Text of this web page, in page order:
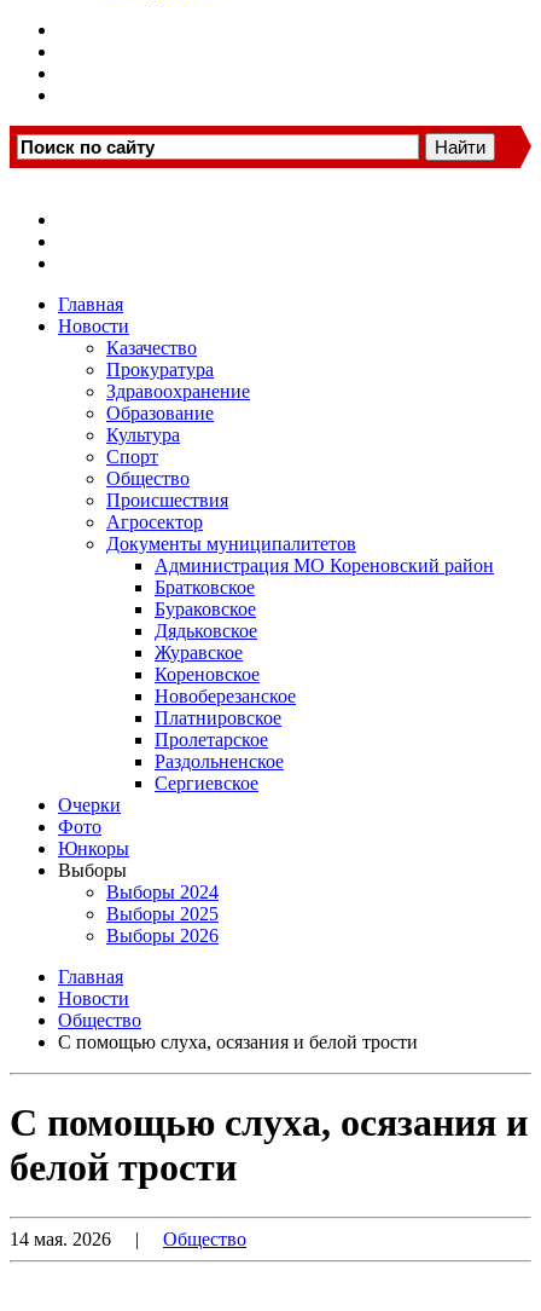
Главная
Новости
Казачество
Прокуратура
Здравоохранение
Образование
Культура
Спорт
Общество
Происшествия
Агросектор
Документы муниципалитетов
Администрация МО Кореновский район
Братковское
Бураковское
Дядьковское
Журавское
Кореновское
Новоберезанское
Платнировское
Пролетарское
Раздольненское
Сергиевское
Очерки
Фото
Юнкоры
Выборы
Выборы 2024
Выборы 2025
Выборы 2026
Главная
Новости
Общество
С помощью слуха, осязания и белой трости
С помощью слуха, осязания и
белой трости
14 мая. 2026 | Общество